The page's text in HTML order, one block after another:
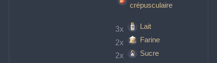
crépusculaire
3x
Lait
2x
Farine
2x
Sucre